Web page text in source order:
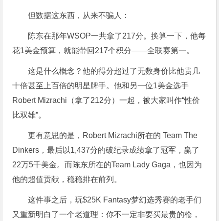
但数据这东西，从来不骗人：
陈东在那年WSOP一共拿了217分。换算一下，他每
花1美金预算，就能带回217个积分——全联赛第一。
这是什么概念？他的得分超过了无数身价比他贵几
十倍甚至上百倍的明星牌手。他和另一位1美金选手
Robert Mizrachi（拿了212分）一起，被大家叫作“性价
比双雄”。
更有意思的是，Robert Mizrachi所在的 Team The
Dinkers，最后以1,437分的破纪录成绩拿了冠军，赢了
22万5千美金。而陈东所在的Team Lady Gaga，也因为
他的超值贡献，稳稳排在前列。
这件事之后，玩$25K Fantasy梦幻选秀赛的老手们
又重新明白了一个老道理：你不一定非要买最贵的枪，